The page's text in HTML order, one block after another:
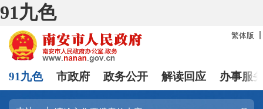
91九色
繁体版
91九色 市政府 政务公开 解读回应 办事服